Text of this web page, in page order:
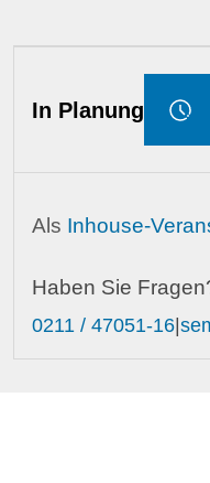
In Planung
Als Inhouse-
Haben Sie
0211 / 47051-16